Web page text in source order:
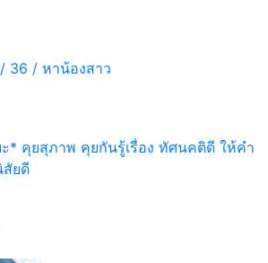
* คุยสุภาพ คุยกันรู้เรื่อง ทัศนคติดี ให้คำ
ยดี